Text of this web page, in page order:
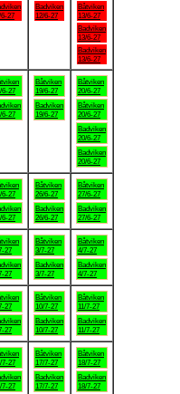
6-27
Badviken
12/6-27
Båtviken
13/6-27
Badviken
13/6-27
Badviken
13/6-27
6-27
6-27
Båtviken
19/6-27
Badviken
19/6-27
Båtviken
20/6-27
Båtviken
20/6-27
Badviken
20/6-27
Badviken
20/6-27
6-27
6-27
Båtviken
26/6-27
Badviken
26/6-27
Båtviken
27/6-27
Badviken
27/6-27
27
27
Båtviken
3/7-27
Badviken
3/7-27
Båtviken
4/7-27
Badviken
4/7-27
27
27
Båtviken
10/7-27
Badviken
10/7-27
Båtviken
11/7-27
Badviken
11/7-27
7-27
7-27
Båtviken
17/7-27
Badviken
17/7-27
Båtviken
18/7-27
Badviken
18/7-27